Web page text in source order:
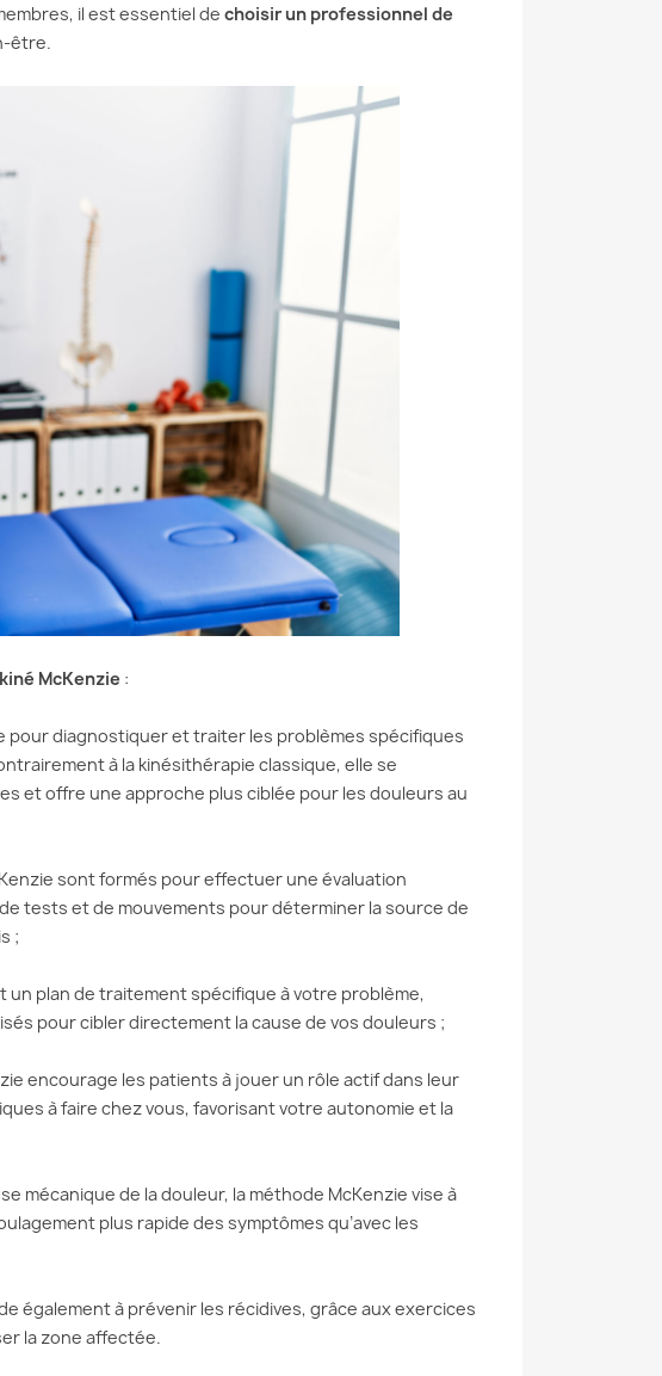
il est essentiel de choisir un professionnel de
être.
kiné McKenzie :
pour diagnostiquer et traiter les problèmes spécifiques
à la kinésithérapie classique, elle se
et offre une approche plus ciblée pour les douleurs au
sont formés pour effectuer une évaluation
tests et de mouvements pour déterminer la source de
;
un plan de traitement spécifique à votre problème,
pour cibler directement la cause de vos douleurs ;
encourage les patients à jouer un rôle actif dans leur
à faire chez vous, favorisant votre autonomie et la
mécanique de la douleur, la méthode McKenzie vise à
plus rapide des symptômes qu’avec les
également à prévenir les récidives, grâce aux exercices
la zone affectée.